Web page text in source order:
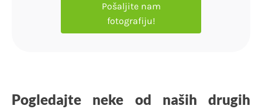
Pošaljite nam
fotografiju!
Pogledajte neke od naših drugih